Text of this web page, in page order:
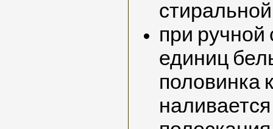
при ручной
единиц
половинка